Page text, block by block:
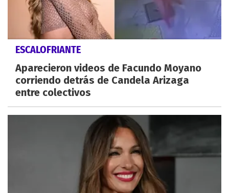
ESCALOFRIANTE
Aparecieron videos de Facundo Moyano
corriendo detrás de Candela Arizaga
entre colectivos